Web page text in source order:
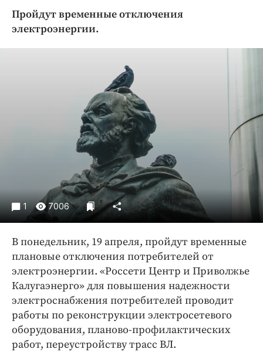
Благоустройство
Недвижимость и ЖКХ
Образование
Общество
Праздники
Происшествия
Спорт
Экономика и бизнес
ПРОЕКТЫ
Блоги
Медиаперсона
Интересное чтиво
Клиника года
Бренд года
Работодатель года
Пройдут временные отключения
электроэнергии.
1 7006
В понедельник, 19 апреля, пройдут временные
плановые отключения потребителей от
электроэнергии. «Россети Центр и Приволжье
Калугаэнерго» для повышения надежности
электроснабжения потребителей проводит
работы по реконструкции электросетевого
оборудования, планово-профилактических
работ, переустройству трасс ВЛ.